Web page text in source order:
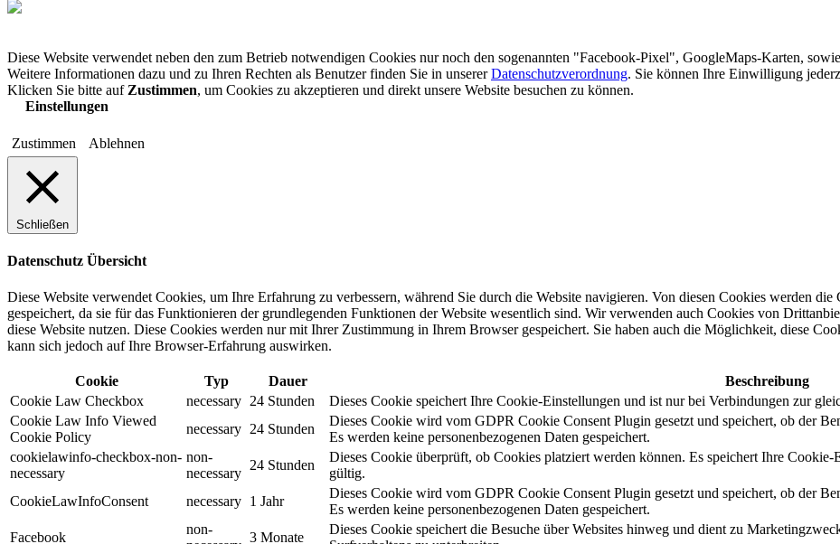
Diese Website verwendet neben den zum Betrieb notwendigen Cookies nur noch den sogenannten "Facebook-Pixel", GoogleMaps-Karten,
Weitere Informationen dazu und zu Ihren Rechten als Benutzer finden Sie in unsererDatenschutzverordnung. Sie können Ihre Einwilligung
Klicken Sie bitte auf Zustimmen, um Cookies zu akzeptieren und direkt unsere Website besuchen zu können.
Einstellungen
Zustimmen Ablehnen
Schließen
Datenschutz Übersicht
Diese Website verwendet Cookies, um Ihre Erfahrung zu verbessern, während Sie durch die Website navigieren. Von diesen Cookies werden
gespeichert, da sie für das Funktionieren der grundlegenden Funktionen der Website wesentlich sind. Wir verwenden auch Cookies von
diese Website nutzen. Diese Cookies werden nur mit Ihrer Zustimmung in Ihrem Browser gespeichert. Sie haben auch die Möglichkeit, diese
kann sich jedoch auf Ihre Browser-Erfahrung auswirken.
Cookie Typ Dauer
Beschreibung
Cookie Law Checkbox
necessary 24 Stunden
Dieses Cookie speichert Ihre Cookie-Einstellungen und ist nur bei Verbindungen zur
Cookie Law Info Viewed
Cookie Policy
necessary 24 Stunden
Dieses Cookie wird vom GDPR Cookie Consent Plugin gesetzt und speichert, ob der
Es werden keine personenbezogenen Daten gespeichert.
cookielawinfo-checkbox-non-
necessary
non-
necessary
24 Stunden
Dieses Cookie überprüft, ob Cookies platziert werden können. Es speichert Ihre
gültig.
CookieLawInfoConsent
necessary 1 Jahr
Dieses Cookie wird vom GDPR Cookie Consent Plugin gesetzt und speichert, ob der
Es werden keine personenbezogenen Daten gespeichert.
Facebook
non-
3 Monate
Dieses Cookie speichert die Besuche über Websites hinweg und dient zu